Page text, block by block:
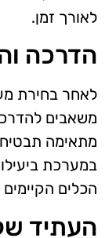
לאורך זמן.
הדרכה
לאחר בחירת
משאבים
מתאימה
במערכת
הכלים
העתיד